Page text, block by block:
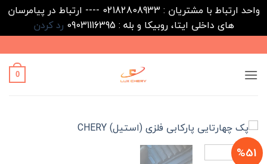
واحد ارتباط با مشتریان : 02182808933 ---- ارتباط در پیامرسان
های داخلی ایتا، روبیکا و بله : 09031116395
رد کردن
to
content
0
%51